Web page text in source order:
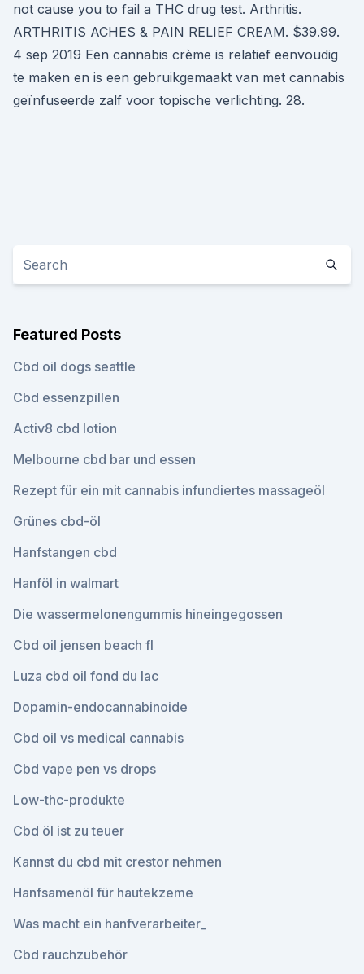
not cause you to fail a THC drug test. Arthritis.
ARTHRITIS ACHES & PAIN RELIEF CREAM. $39.99.
4 sep 2019 Een cannabis crème is relatief eenvoudig
te maken en is een gebruikgemaakt van met cannabis
geïnfuseerde zalf voor topische verlichting. 28.
Featured Posts
Cbd oil dogs seattle
Cbd essenzpillen
Activ8 cbd lotion
Melbourne cbd bar und essen
Rezept für ein mit cannabis infundiertes massageöl
Grünes cbd-öl
Hanfstangen cbd
Hanföl in walmart
Die wassermelonengummis hineingegossen
Cbd oil jensen beach fl
Luza cbd oil fond du lac
Dopamin-endocannabinoide
Cbd oil vs medical cannabis
Cbd vape pen vs drops
Low-thc-produkte
Cbd öl ist zu teuer
Kannst du cbd mit crestor nehmen
Hanfsamenöl für hautekzeme
Was macht ein hanfverarbeiter_
Cbd rauchzubehör